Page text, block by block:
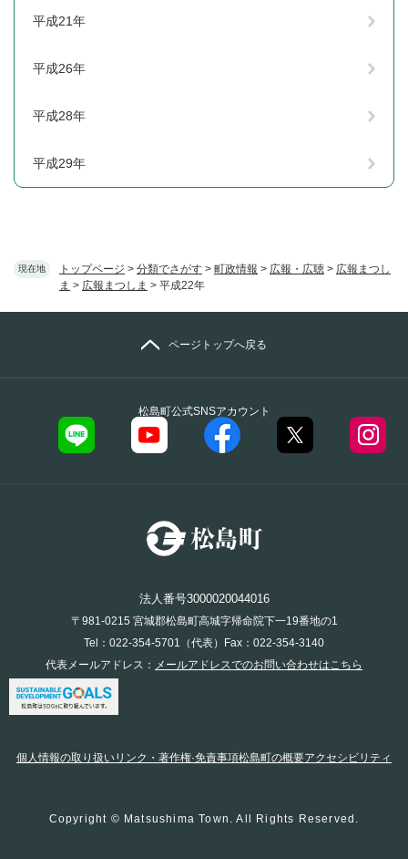
現在地 トップページ > 分類でさがす > 町政情報 > 広報・広聴 > 広報まつし
ま > 広報まつしま > 平成22年
平成21年
平成26年
平成28年
平成29年
松島町公式SNSアカウント
ページトップへ戻る
法人番号3000020044016
〒981-0215 宮城郡松島町高城字帰命院下一19番地の1
Tel：022-354-5701（代表）Fax：022-354-3140
代表メールアドレス： メールアドレスでのお問い合わせはこちら
個人情報の取り扱いリンク・著作権·免責事項松島町の概要アクセシビリティ
Copyright © Matsushima Town. All Rights Reserved.